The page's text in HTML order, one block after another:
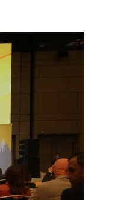
Мексика, рок-концерт
и вагон с чак-чаком: как
в Менделеевске прошла
«Гонка Героев»